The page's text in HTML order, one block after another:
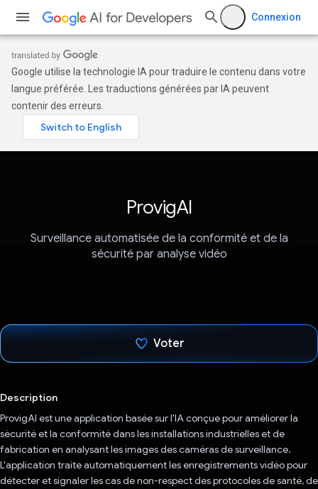
Connexion
Google utilise la technologie IA pour traduire le contenu dans votre
langue préférée. Les traductions générées par IA peuvent
contenir des erreurs.
ProvigAI
Surveillance automatisée de la conformité et de la
sécurité par analyse vidéo
Voter
Description
ProvigAI est une application basée sur l'IA conçue pour améliorer la
sécurité et la conformité dans les installations industrielles et de
fabrication en analysant les images des caméras de surveillance.
L'application traite automatiquement les enregistrements vidéo pour
détecter et signaler les cas de non-respect des protocoles de santé, de